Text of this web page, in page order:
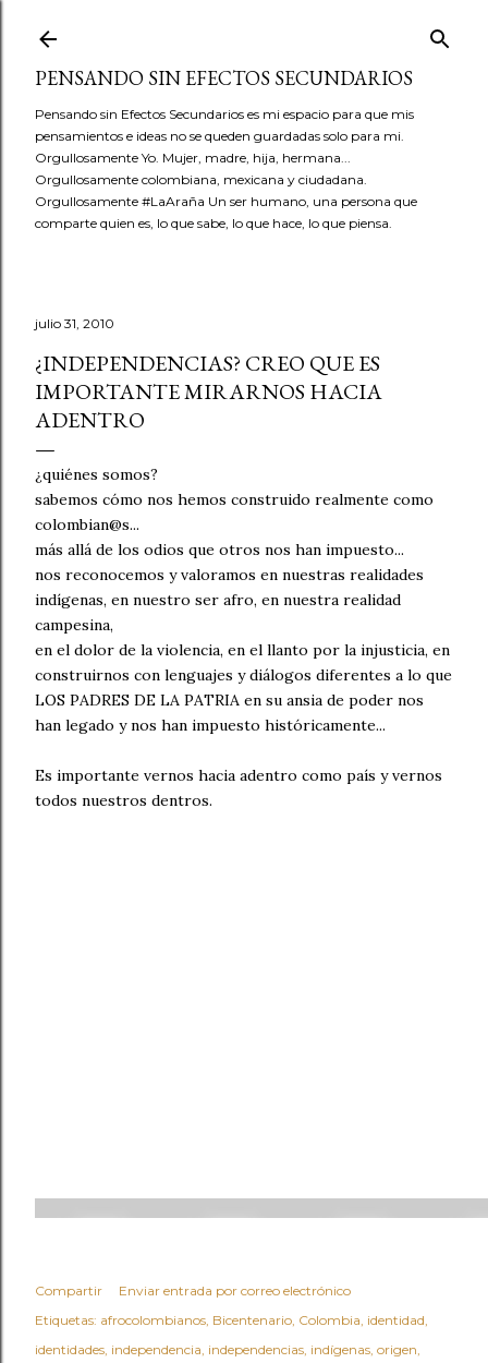
PENSANDO SIN EFECTOS SECUNDARIOS
Pensando sin Efectos Secundarios es mi espacio para que mis
pensamientos e ideas no se queden guardadas solo para mi.
Orgullosamente Yo. Mujer, madre, hija, hermana...
Orgullosamente colombiana, mexicana y ciudadana.
Orgullosamente #LaAraña Un ser humano, una persona que
comparte quien es, lo que sabe, lo que hace, lo que piensa.
julio 31, 2010
¿INDEPENDENCIAS? CREO QUE ES
IMPORTANTE MIRARNOS HACIA
ADENTRO
¿quiénes somos?
sabemos cómo nos hemos construido realmente como
colombian@s...
más allá de los odios que otros nos han impuesto...
nos reconocemos y valoramos en nuestras realidades
indígenas, en nuestro ser afro, en nuestra realidad
campesina,
en el dolor de la violencia, en el llanto por la injusticia, en
construirnos con lenguajes y diálogos diferentes a lo que
LOS PADRES DE LA PATRIA en su ansia de poder nos
han legado y nos han impuesto históricamente...
Es importante vernos hacia adentro como país y vernos
todos nuestros dentros.
Compartir
Enviar entrada por correo electrónico
Etiquetas: afrocolombianos Bicentenario Colombia identidad
identidades independencia independencias indígenas origen